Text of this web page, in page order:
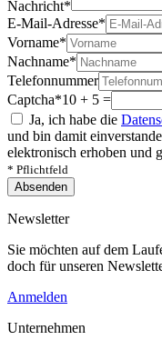
Nachricht*
E-Mail-Adresse*
Vorname*
Nachname*
Telefonnummer
Captcha*10 + 5 =
Ja, ich habe die
und bin damit
elektronisch erhoben und
* Pflichtfeld
Absenden
Newsletter
Sie möchten auf dem
doch für unseren
Anmelden
Unternehmen